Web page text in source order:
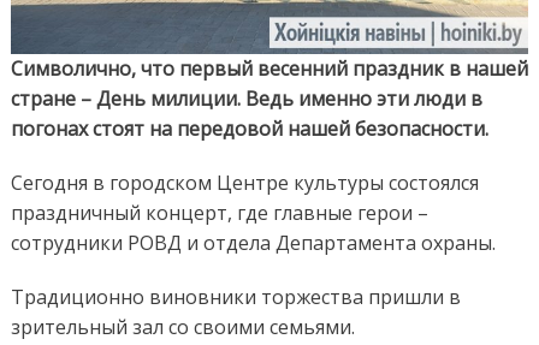
Символично, что первый весенний праздник в нашей
стране – День милиции. Ведь именно эти люди в
погонах стоят на передовой нашей безопасности.
Сегодня в городском Центре культуры состоялся
праздничный концерт, где главные герои –
сотрудники РОВД и отдела Департамента охраны.
Традиционно виновники торжества пришли в
зрительный зал со своими семьями.